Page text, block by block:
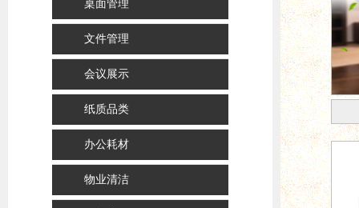
桌面管理
文件管理
会议展示
纸质品类
办公耗材
物业清洁